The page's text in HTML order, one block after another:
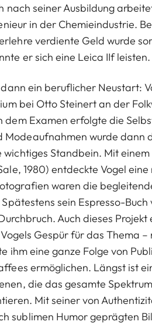
nach seiner Ausbildung
in der Chemieindustrie.
verdiente Geld wurde
er sich eine Leica IIf leisten.
ein beruflicher Neustart:
bei Otto Steinert an der
dem Examen erfolgte die
Modeaufnahmen wurde dann
Standbein. Mit einem
1980) entdeckte Vogel
waren die
sein Espresso-Buch
Auch dieses Projekt
Gespür für das Thema –
ihm eine ganze Folge von
ermöglichen. Längst ist
die das gesamte
Mit seiner von
sublimen Humor geprägten